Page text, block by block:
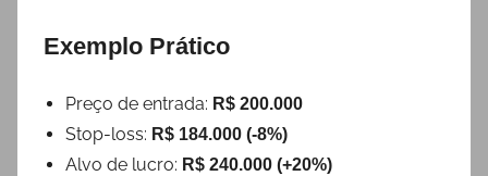
Exemplo Prático
Preço de entrada: R$ 200.000
Stop-loss: R$ 184.000 (-8%)
Alvo de lucro: R$ 240.000 (+20%)